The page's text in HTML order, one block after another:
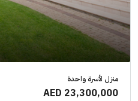
منزل لأسرة واحدة
AED 23,300,000